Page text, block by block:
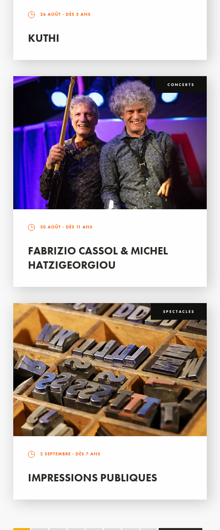
26 AOÛT - DÈS 3 ANS
KUTHI
CONCERTS
30 AOÛT - DÈS 11 ANS
FABRIZIO CASSOL & MICHEL
HATZIGEORGIOU
SPECTACLES
2 SEPTEMBRE - DÈS 7 ANS
IMPRESSIONS PUBLIQUES